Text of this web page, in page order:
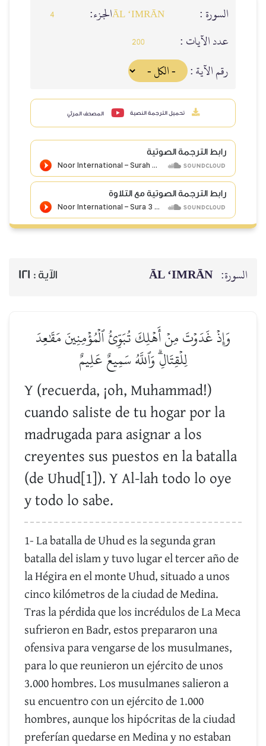
السورة : ĀL ‘IMRĀNالجزء: 4
عدد الآيات : 200
رقم الآية :
تحميل الترجمة النصية المصحف المرئي
رابط الترجمة الصوتية
رابط الترجمة الصوتية مع التلاوة
السورة: ĀL ‘IMRĀN الآية : 121
وَإِذۡ غَدَوۡتَ مِنۡ أَهۡلِكَ تُبَوِّئُ ٱلۡمُؤۡمِنِينَ مَقَٰعِدَ
لِلۡقِتَالِۗ وَٱللَّهُ سَمِيعٌ عَلِيمٌ
Y (recuerda, ¡oh, Muhammad!)
cuando saliste de tu hogar por la
madrugada para asignar a los
creyentes sus puestos en la batalla
(de Uhud[1]). Y Al-lah todo lo oye
y todo lo sabe.
1- La batalla de Uhud es la segunda gran
batalla del islam y tuvo lugar el tercer año de
la Hégira en el monte Uhud, situado a unos
cinco kilómetros de la ciudad de Medina.
Tras la pérdida que los incrédulos de La Meca
sufrieron en Badr, estos prepararon una
ofensiva para vengarse de los musulmanes,
para lo que reunieron un ejército de unos
3.000 hombres. Los musulmanes salieron a
su encuentro con un ejército de 1.000
hombres, aunque los hipócritas de la ciudad
preferían quedarse en Medina y no estaban